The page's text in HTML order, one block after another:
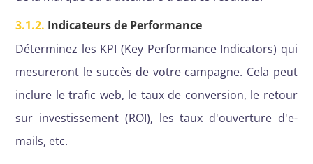
3.1.2. Indicateurs de Performance
Déterminez les KPI (Key Performance Indicators) qui
mesureront le succès de votre campagne. Cela peut
inclure le trafic web, le taux de conversion, le retour
sur investissement (ROI), les taux d'ouverture d'e-
mails, etc.